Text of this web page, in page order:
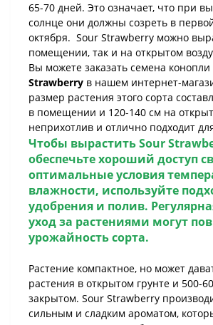
65-70 дней. Это означает, что при
солнце они должны созреть в
октября. Sour Strawberry можно
помещении, так и на открытом
Вы можете заказать семена конопли
Strawberry в нашем интернет-
размер растения этого сорта
в помещении и 120-140 см на
неприхотлив и отлично подходит
Чтобы выраститьSour
обеспечьте хороший доступ
оптимальные условия
влажности, используйте
удобрения и полив.
уход за растениями могут
урожайность сорта.
Растение компактное, но может
растения в открытом грунте и 500-
закрытом. Sour Strawberry
сильным и сладким ароматом,